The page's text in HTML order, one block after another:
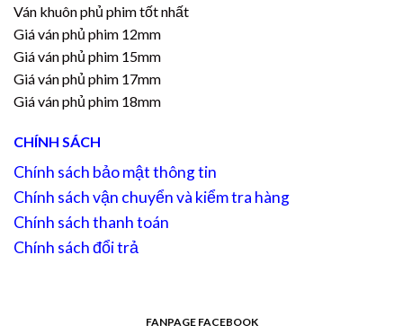
Ván khuôn phủ phim tốt nhất
Giá ván phủ phim 12mm
Giá ván phủ phim 15mm
Giá ván phủ phim 17mm
Giá ván phủ phim 18mm
CHÍNH SÁCH
Chính sách bảo mật thông tin
Chính sách vận chuyển và kiểm tra hàng
Chính sách thanh toán
Chính sách đổi trả
FANPAGE FACEBOOK